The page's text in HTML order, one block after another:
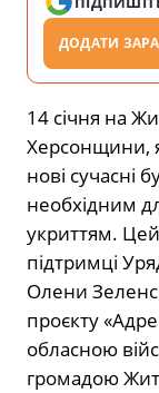
ДОДАТИ
14 січня на
Херсонщини,
нові сучасні
необхідним
укриттям.
підтримці
Олени
проєкту
обласною
громадою